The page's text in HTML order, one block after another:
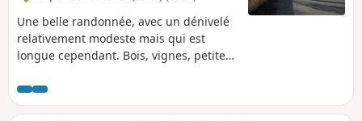
Une belle randonnée, avec un dénivelé
relativement modeste mais qui est
longue cependant. Bois, vignes, petites
sans oublier la vue sur Cordes-sur-Ciel
qui surprend toujours autant.